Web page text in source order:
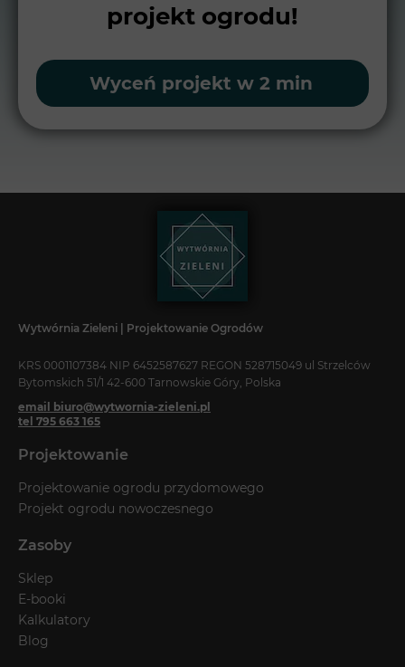
projekt ogrodu!
Wyceń projekt w 2 min
Wytwórnia Zieleni | Projektowanie Ogrodów
KRS 0001107384 NIP 6452587627 REGON 528715049 ul Strzelców
Bytomskich 51/1 42-600 Tarnowskie Góry, Polska
email biuro@wytwornia-zieleni.pl
tel 795 663 165
Projektowanie
Projektowanie ogrodu przydomowego
Projekt ogrodu nowoczesnego
Zasoby
Sklep
E-booki
Kalkulatory
Blog